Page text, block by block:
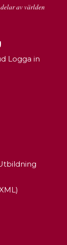
av världen
Logga in